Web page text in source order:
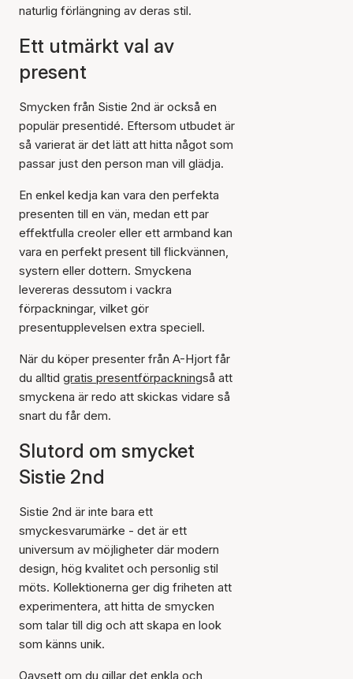
naturlig förlängning av deras stil.
Ett utmärkt val av
present
Smycken från Sistie 2nd är också en
populär presentidé. Eftersom utbudet är
så varierat är det lätt att hitta något som
passar just den person man vill glädja.
En enkel kedja kan vara den perfekta
presenten till en vän, medan ett par
effektfulla creoler eller ett armband kan
vara en perfekt present till flickvännen,
systern eller dottern. Smyckena
levereras dessutom i vackra
förpackningar, vilket gör
presentupplevelsen extra speciell.
När du köper presenter från A-Hjort får
du alltid gratis presentförpackningså att
smyckena är redo att skickas vidare så
snart du får dem.
Slutord om smycket
Sistie 2nd
Sistie 2nd är inte bara ett
smyckesvarumärke - det är ett
universum av möjligheter där modern
design, hög kvalitet och personlig stil
möts. Kollektionerna ger dig friheten att
experimentera, att hitta de smycken
som talar till dig och att skapa en look
som känns unik.
Oavsett om du gillar det enkla och